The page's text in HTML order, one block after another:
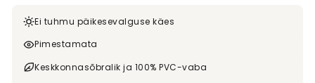
Ei tuhmu päikesevalguse käes
Pimestamata
Keskkonnasõbralik ja 100% PVC-vaba